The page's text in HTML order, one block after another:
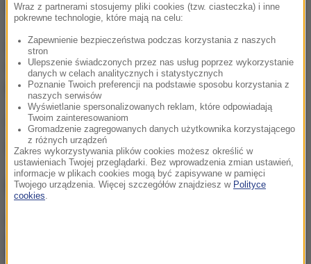
drugiej turze".
Zapowiedział jednak, że jeśli Caczewa przegra, to
ogłoszone zostaną przedterminowe wybory
parlamentarne.
(abs)
Źródło: PAP
NAJWAŻNIEJSZE FAKTY
Wraz z partnerami stosujemy pliki cookies (tzw. ciasteczka) i inne
pokrewne technologie, które mają na celu:
Zapewnienie bezpieczeństwa podczas korzystania z naszych
stron
Ulepszenie świadczonych przez nas usług poprzez wykorzystanie
danych w celach analitycznych i statystycznych
Poznanie Twoich preferencji na podstawie sposobu korzystania z
naszych serwisów
Wyświetlanie spersonalizowanych reklam, które odpowiadają
Twoim zainteresowaniom
Gromadzenie zagregowanych danych użytkownika korzystającego
z różnych urządzeń
Zakres wykorzystywania plików cookies możesz określić w
ustawieniach Twojej przeglądarki. Bez wprowadzenia zmian ustawień,
informacje w plikach cookies mogą być zapisywane w pamięci
Twojego urządzenia. Więcej szczegółów znajdziesz w Polityce
cookies.